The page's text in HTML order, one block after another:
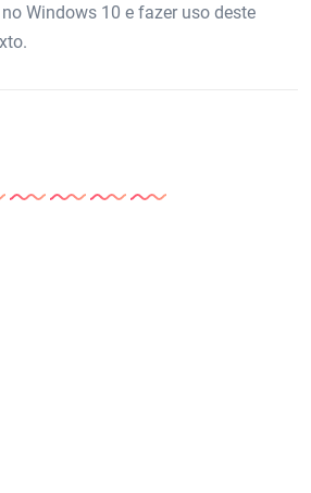
Windows 10 e fazer uso deste